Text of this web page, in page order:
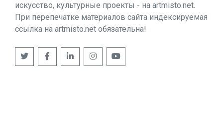
искусство, культурные проекты - на artmisto.net.
При перепечатке материалов сайта индексируемая
ссылка на artmisto.net обязательна!